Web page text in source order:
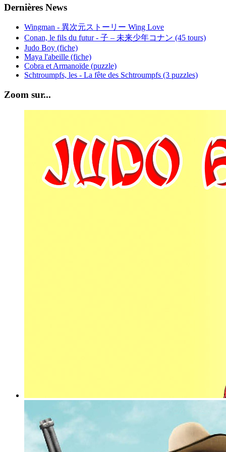
Dernières News
Wingman - 異次元ストーリー Wing Love
Conan, le fils du futur - 子 – 未来少年コナン (45 tours)
Judo Boy (fiche)
Maya l'abeille (fiche)
Cobra et Armanoïde (puzzle)
Schtroumpfs, les - La fête des Schtroumpfs (3 puzzles)
Zoom sur...